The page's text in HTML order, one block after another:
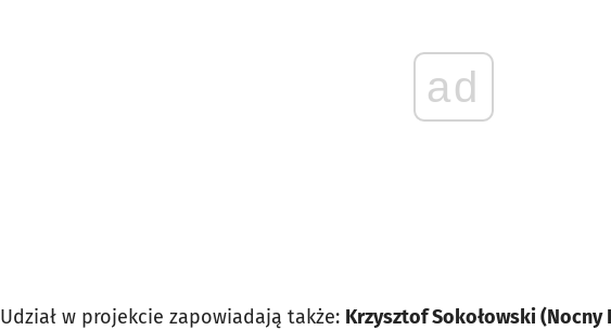
ad
Udział w projekcie zapowiadają także: Krzysztof Sokołowski (Nocny